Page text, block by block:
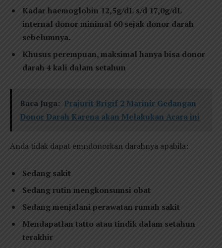
Kadar haemoglobin 12,5g/dL s/d 17,0g/dL
internal donor minimal 60 sejak donor darah
sebelumnya.
Khusus perempuan, maksimal hanya bisa donor
darah 4 kali dalam setahun
Baca Juga: Prajurit Brigif 2 Marinir Gedangan
Donor Darah Karena akan Melakukan Acara ini
Anda tidak dapat emndonorkan darahnya apabila:
Sedang sakit
Sedang rutin mengkonsumsi obat
Sedang menjalani perawatan rumah sakit
Mendapatlan tatto atau tindik dalam setahun
terakhir